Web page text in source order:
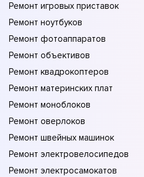
Ремонт игровых приставок
Ремонт ноутбуков
Ремонт фотоаппаратов
Ремонт объективов
Ремонт квадрокоптеров
Ремонт материнских плат
Ремонт моноблоков
Ремонт оверлоков
Ремонт швейных машинок
Ремонт электровелосипедов
Ремонт электросамокатов